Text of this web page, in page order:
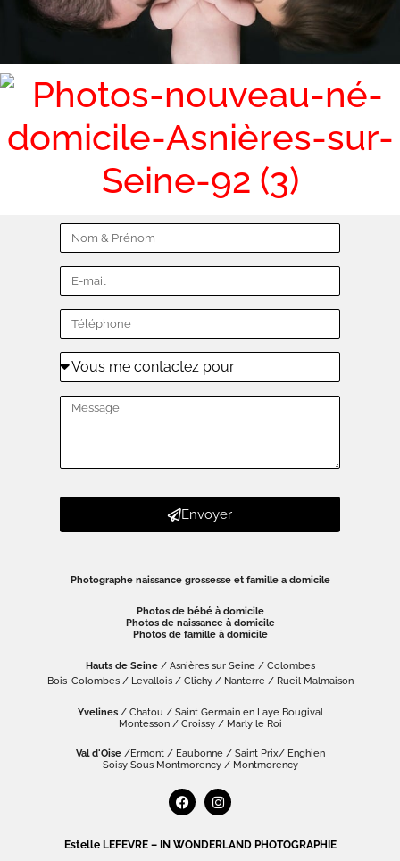
Photographe naissance grossesse et famille a domicile
Photos de bébé à domicile
Photos de naissance à domicile
Photos de famille à domicile
Hauts de Seine/ Asnières sur Seine / Colombes
Bois-Colombes / Levallois / Clichy / Nanterre / Rueil Malmaison
Yvelines/ Chatou / Saint Germain en Laye Bougival
Montesson / Croissy / Marly le Roi
Val d'Oise/Ermont / Eaubonne / Saint Prix/ Enghien
Soisy Sous Montmorency / Montmorency
Estelle LEFEVRE – IN WONDERLAND PHOTOGRAPHIE
Envoyer